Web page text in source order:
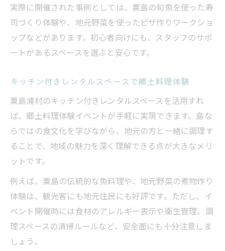
実際に開催された事例としては、粟島の旬魚を使った寿
司づくり体験や、地元野菜を使ったピザ作りワークショ
ップなどがあります。初心者向けにも、スタッフのサポ
ートがあるスペースを選ぶと安心です。
キッチン付きレンタルスペースで郷土料理体験
粟島浦村のキッチン付きレンタルスペースを活用すれ
ば、郷土料理体験イベントが手軽に実現できます。島な
らではの食文化を学びながら、地元の方と一緒に調理す
ることで、地域の魅力を深く理解できる点が大きなメリ
ットです。
例えば、粟島の伝統的な魚料理や、地元野菜の煮物作り
体験は、観光客にも地元住民にも好評です。ただし、イ
ベント開催時には食材のアレルギー表示や衛生管理、調
理スペースの清掃ルールなど、安全面にも十分注意しま
しょう。